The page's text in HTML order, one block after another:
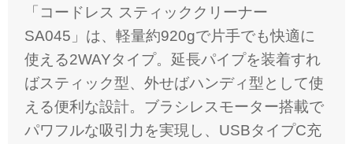
「コードレス スティッククリーナー
SA045」は、軽量約920gで片手でも快適に
使える2WAYタイプ。延長パイプを装着すれ
ばスティック型、外せばハンディ型として使
える便利な設計。ブラシレスモーター搭載で
パワフルな吸引力を実現し、USBタイプC充